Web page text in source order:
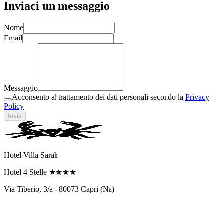
Inviaci un messaggio
Nome
Email
Messaggio
Acconsento al trattamento dei dati personali secondo la Privacy
Policy
Invia
Hotel Villa Sarah
Hotel 4 Stelle ★★★★
Via Tiberio, 3/a - 80073 Capri (Na)